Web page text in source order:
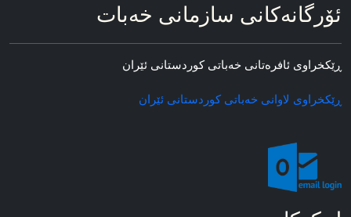
ئۆرگانه‌کانی سازمانی خه‌بات
ڕێکخراوی ئافره‌تانی خه‌باتی کوردستانی ئێران
ڕێکخراوی لاوانی خه‌باتی کوردستانی ئێران